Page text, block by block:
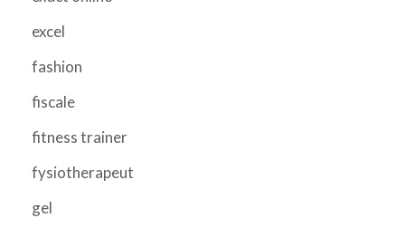
excel
fashion
fiscale
fitness trainer
fysiotherapeut
gel